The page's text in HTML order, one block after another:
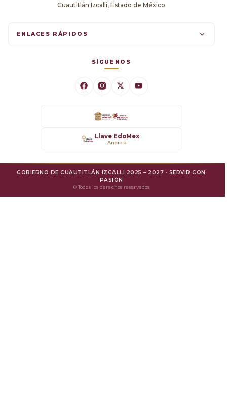
Cuautitlán Izcalli, Estado de México
ENLACES RÁPIDOS
Mejora Regulatoria
SÍGUENOS
Llave EdoMex
Android
GOBIERNO DE CUAUTITLÁN IZCALLI 2025 – 2027 · SERVIR CON
PASIÓN
© Todos los derechos reservados